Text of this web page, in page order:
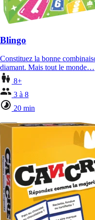
Blingo
Constituez la bonne
diamant. Mais tout le monde…
8+
3 à 8
20 min